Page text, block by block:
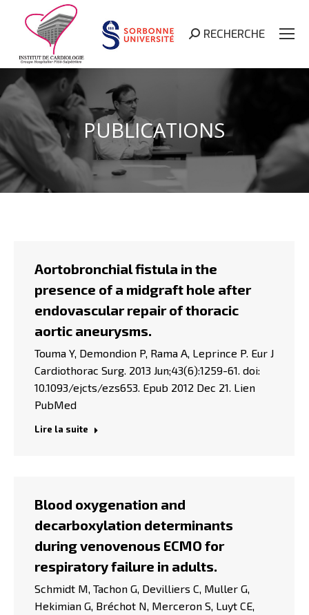
Search:
RECHERCHE
PUBLICATIONS
Aortobronchial fistula in the
presence of a midgraft hole after
endovascular repair of thoracic
aortic aneurysms.
Touma Y, Demondion P, Rama A, Leprince P. Eur J
Cardiothorac Surg. 2013 Jun;43(6):1259-61. doi:
10.1093/ejcts/ezs653. Epub 2012 Dec 21. Lien
PubMed
Lire la suite
Blood oxygenation and
decarboxylation determinants
during venovenous ECMO for
respiratory failure in adults.
Schmidt M, Tachon G, Devilliers C, Muller G,
Hekimian G, Bréchot N, Merceron S, Luyt CE,